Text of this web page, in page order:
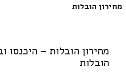
מחירון הובלות
מחירון הובלות – היכנסו
הובלות